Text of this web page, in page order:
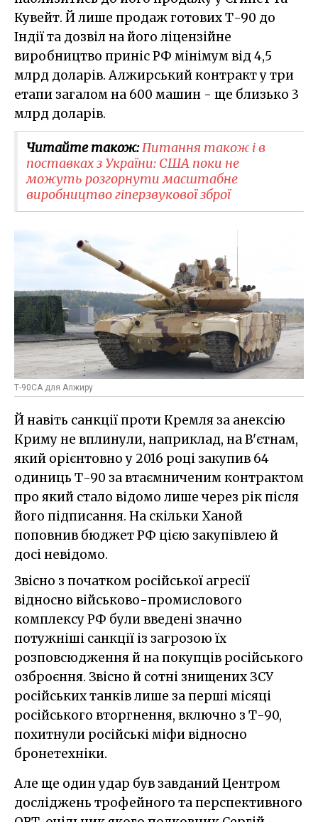
Кувейт. Й лише продаж готових Т-90 до
Індії та дозвіл на його ліцензійне
виробництво приніс РФ мінімум від 4,5
млрд доларів. Алжирський контракт у три
етапи загалом на 600 машин - ще близько 3
млрд доларів.
Читайте також:Питання також і в
поставках з України: США поки не
можуть розгорнути масштабне
виробництво гіперзвукової зброї
Т-90СА для Алжиру
Й навіть санкції проти Кремля за анексію
Криму не вплинули, наприклад, на В'єтнам,
який орієнтовно у 2016 році закупив 64
одиниць Т-90 за втаємниченим контрактом
про який стало відомо лише через рік після
його підписання. На скільки Ханой
поповнив бюджет РФ цією закупівлею й
досі невідомо.
Звісно з початком російської агресії
відносно військово-промислового
комплексу РФ були введені значно
потужніші санкції із загрозою їх
розповсюдження й на покупців російського
озброєння. Звісно й сотні знищених ЗСУ
російських танків лише за перші місяці
російського вторгнення, включно з Т-90,
похитнули російські міфи відносно
бронетехніки.
Але ще один удар був завданий Центром
досліджень трофейного та перспективного